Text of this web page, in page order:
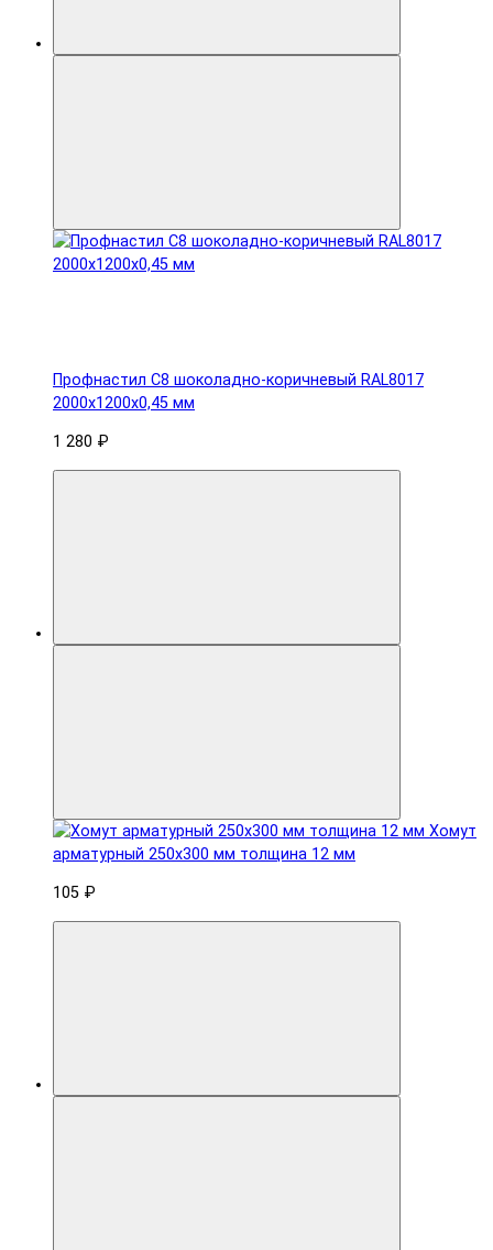
Профнастил С8 шоколадно-коричневый RAL8017
2000х1200х0,45 мм
1 280 ₽
Хомут
арматурный 250x300 мм толщина 12 мм
105 ₽